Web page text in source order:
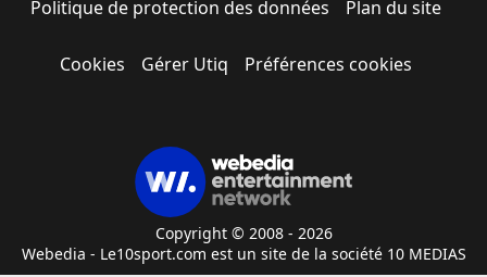
Politique de protection des données Plan du site
Cookies Gérer Utiq Préférences cookies
Copyright © 2008 - 2026
Webedia - Le10sport.com est un site de la société 10 MEDIAS